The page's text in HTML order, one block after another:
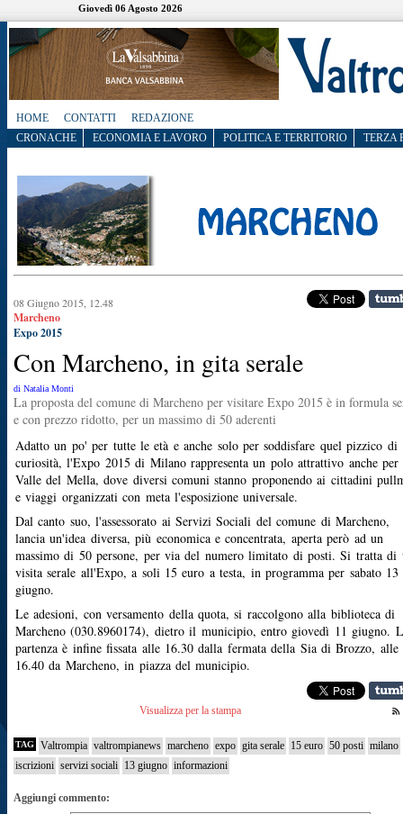
Giovedì 06 Agosto 2026
HOME CONTATTI
REDAZIONE
CRONACHE
ECONOMIA E LAVORO POLITICA E TERRITORIO TERZA
08 Giugno 2015, 12.48
Marcheno
Expo 2015
Con Marcheno, in gita serale
di Natalia Monti
La proposta del comune di Marcheno per visitare Expo 2015 è in formula
e con prezzo ridotto, per un massimo di 50 aderenti
Adatto un po' per tutte le età e anche solo per soddisfare quel pizzico di
curiosità, l'Expo 2015 di Milano rappresenta un polo attrattivo anche per
Valle del Mella, dove diversi comuni stanno proponendo ai cittadini
e viaggi organizzati con meta l'esposizione universale.
Dal canto suo, l'assessorato ai Servizi Sociali del comune di Marcheno,
lancia un'idea diversa, più economica e concentrata, aperta però ad un
massimo di 50 persone, per via del numero limitato di posti. Si tratta di
visita serale all'Expo, a soli 15 euro a testa, in programma per sabato 13
giugno.
Le adesioni, con versamento della quota, si raccolgono alla biblioteca di
Marcheno (030.8960174), dietro il municipio, entro giovedì 11 giugno.
partenza è infine fissata alle 16.30 dalla fermata della Sia di Brozzo, alle
16.40 da Marcheno, in piazza del municipio.
Visualizza per la stampa
TAG Valtrompia valtrompianews marcheno expo gita serale 15 euro 50 posti milano
iscrizioni servizi sociali 13 giugno informazioni
Aggiungi commento: